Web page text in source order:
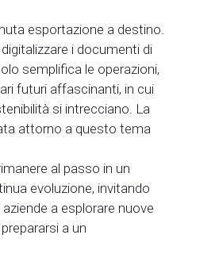
esportazione a destino.
i documenti di
semplifica le operazioni,
futuri affascinanti, in cui
si intrecciano. La
attorno a questo tema
al passo in un
evoluzione, invitando
a esplorare nuove
a un